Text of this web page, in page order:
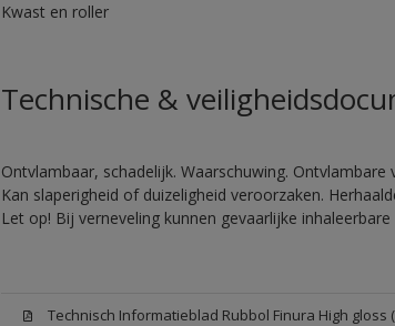
Kwast en roller
Technische &
Ontvlambaar, schadelijk. Waarschuwing.
Kan slaperigheid of duizeligheid veroorzaken.
Let op! Bij verneveling kunnen gevaarlijke
Technisch Informatieblad Rubbol Finura High gloss